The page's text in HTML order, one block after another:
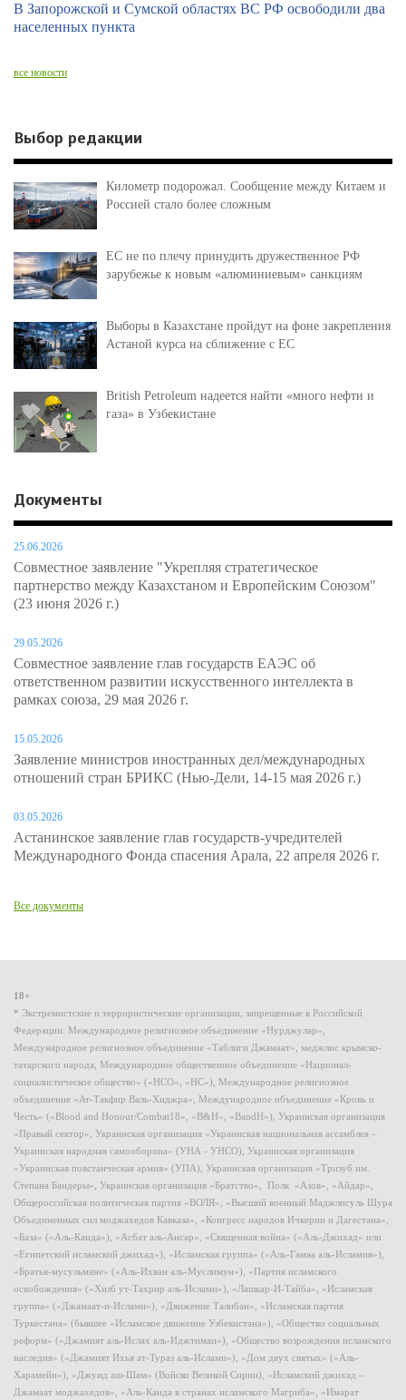
В Запорожской и Сумской областях ВС РФ освободили два
населенных пункта
все новости
Выбор редакции
Километр подорожал. Сообщение между Китаем и
Россией стало более сложным
ЕС не по плечу принудить дружественное РФ
зарубежье к новым «алюминиевым» санкциям
Выборы в Казахстане пройдут на фоне закрепления
Астаной курса на сближение с ЕС
British Petroleum надеется найти «много нефти и
газа» в Узбекистане
Документы
25.06.2026
Совместное заявление "Укрепляя стратегическое
партнерство между Казахстаном и Европейским Союзом"
(23 июня 2026 г.)
29.05.2026
Совместное заявление глав государств ЕАЭС об
ответственном развитии искусственного интеллекта в
рамках союза, 29 мая 2026 г.
15.05.2026
Заявление министров иностранных дел/международных
отношений стран БРИКС (Нью-Дели, 14-15 мая 2026 г.)
03.05.2026
Астанинское заявление глав государств-учредителей
Международного Фонда спасения Арала, 22 апреля 2026 г.
Все документы
18+
* Экстремистские и террористические организации, запрещенные в Российской
Федерации: Международное религиозное объединение «Нурджулар»,
Международное религиозное объединение «Таблиги Джамаат», меджлис крымско-
татарского народа, Международное общественное объединение «Национал-
социалистическое общество» («НСО», «НС»), Международное религиозное
объединение «Ат-Такфир Валь-Хиджра», Международное объединение «Кровь и
Честь» («Blood and Honour/Combat18», «B&H», «BandH»), Украинская организация
«Правый сектор», Украинская организация «Украинская национальная ассамблея –
Украинская народная самооборона» (УНА - УНСО), Украинская организация
«Украинская повстанческая армия» (УПА), Украинская организация «Тризуб им.
Степана Бандеры», Украинская организация «Братство», Полк «Азов», «Айдар»,
Общероссийская политическая партия «ВОЛЯ», «Высший военный Маджлисуль Шура
Объединенных сил моджахедов Кавказа», «Конгресс народов Ичкерии и Дагестана»,
«База» («Аль-Каида»), «Асбат аль-Ансар», «Священная война» («Аль-Джихад» или
«Египетский исламский джихад»), «Исламская группа» («Аль-Гамаа аль-Исламия»),
«Братья-мусульмане» («Аль-Ихван аль-Муслимун»), «Партия исламского
освобождения» («Хизб ут-Тахрир аль-Ислами»), «Лашкар-И-Тайба», «Исламская
группа» («Джамаат-и-Ислами»), «Движение Талибан», «Исламская партия
Туркестана» (бывшее «Исламское движение Узбекистана»), «Общество социальных
реформ» («Джамият аль-Ислах аль-Иджтимаи»), «Общество возрождения исламского
наследия» («Джамият Ихья ат-Тураз аль-Ислами»), «Дом двух святых» («Аль-
Харамейн»), «Джунд аш-Шам» (Войско Великой Сирии), «Исламский джихад –
Джамаат моджахедов», «Аль-Каида в странах исламского Магриба», «Имарат